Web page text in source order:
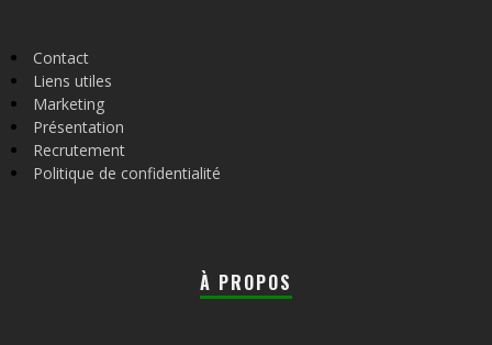
Contact
Liens utiles
Marketing
Présentation
Recrutement
Politique de confidentialité
À PROPOS